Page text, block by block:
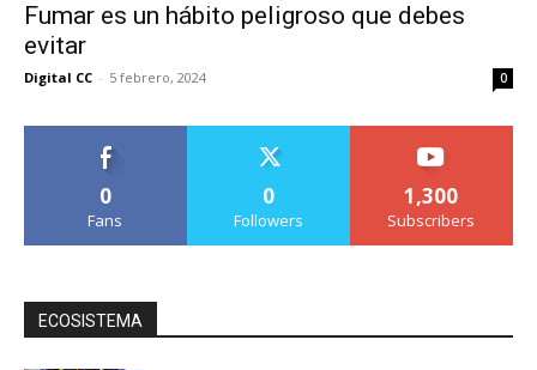
Fumar es un hábito peligroso que debes
evitar
Digital CC - 5 febrero, 2024 0
0
Fans
0
Followers
1,300
Subscribers
ECOSISTEMA